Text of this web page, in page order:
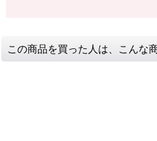
この商品を買った人は、こんな